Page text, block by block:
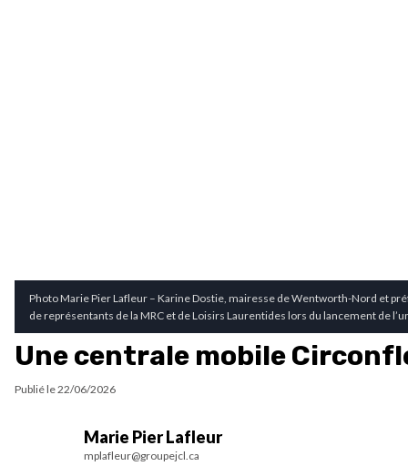
Photo Marie Pier Lafleur – Karine Dostie, mairesse de Wentworth-Nord et
de représentants de la MRC et de Loisirs Laurentides lors du lancement de
Une centrale mobile
Publié le22/06/2026
Marie Pier Lafleur
mplafleur@groupejcl.ca